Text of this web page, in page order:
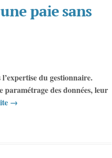
paie sans
du gestionnaire.
des données, leur
→